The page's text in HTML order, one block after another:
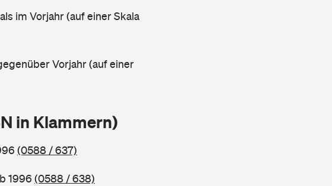
im Vorjahr (auf einer Skala
Vorjahr (auf einer
in Klammern)
(0588 / 637)
1996 (0588 / 638)